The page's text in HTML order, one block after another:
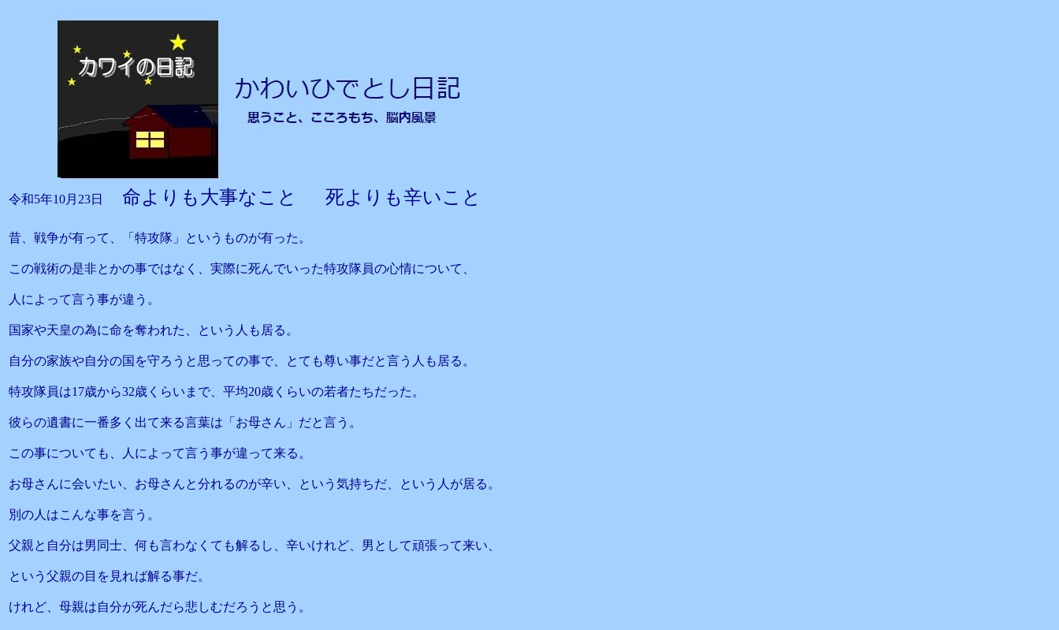
令和5年10月23日 命よりも大事なこと 死よりも辛いこと
昔、戦争が有って、「特攻隊」というものが有った。
この戦術の是非とかの事ではなく、実際に死んでいった特攻隊員の心情について、
人によって言う事が違う。
国家や天皇の為に命を奪われた、という人も居る。
自分の家族や自分の国を守ろうと思っての事で、とても尊い事だと言う人も居る。
特攻隊員は17歳から32歳くらいまで、平均20歳くらいの若者たちだった。
彼らの遺書に一番多く出て来る言葉は「お母さん」だと言う。
この事についても、人によって言う事が違って来る。
お母さんに会いたい、お母さんと分れるのが辛い、という気持ちだ、という人が居る。
別の人はこんな事を言う。
父親と自分は男同士、何も言わなくても解るし、辛いけれど、男として頑張って来い、
という父親の目を見れば解る事だ。
けれど、母親は自分が死んだら悲しむだろうと思う。